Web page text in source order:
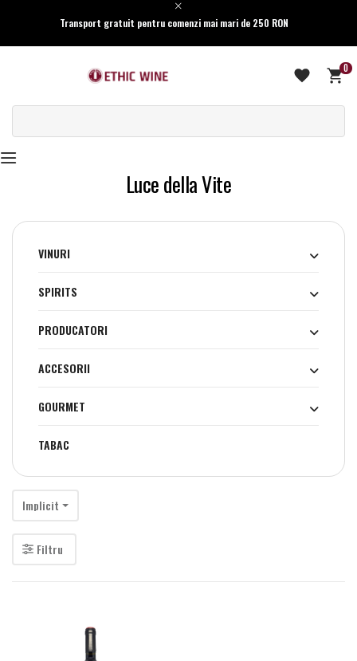
Transport gratuit pentru comenzi mai mari de 250 RON
0
Luce della Vite
VINURI
SPIRITS
PRODUCATORI
ACCESORII
GOURMET
TABAC
Implicit
Filtru